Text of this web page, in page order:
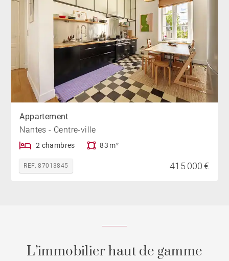
Appartement
Nantes - Centre-ville
2 chambres 83 m²
REF. 87013845 415 000 €
L’immobilier haut de gamme